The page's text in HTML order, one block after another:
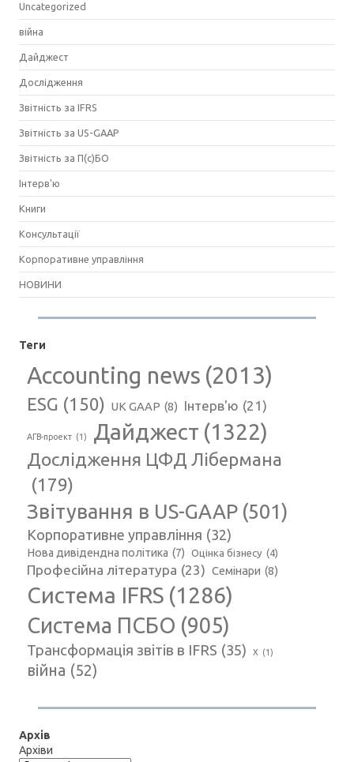
Uncategorized
війна
Дайджест
Дослідження
Звітність за IFRS
Звітність за US-GAAP
Звітність за П(с)БО
Інтерв'ю
Книги
Консультації
Корпоративне управління
НОВИНИ
Теги
Accounting news (2013)
ESG (150) UK GAAP (8) Інтерв'ю (21)
АГВ-проект (1) Дайджест (1322)
Дослідження ЦФД Лібермана
(179)
Звітування в US-GAAP (501)
Корпоративне управління (32)
Нова дивідендна політика (7) Оцінка бізнесу (4)
Професійна література (23) Семінари (8)
Система IFRS (1286)
Система ПСБО (905)
Трансформація звітів в IFRS (35) Х (1)
війна (52)
Архів
Архіви